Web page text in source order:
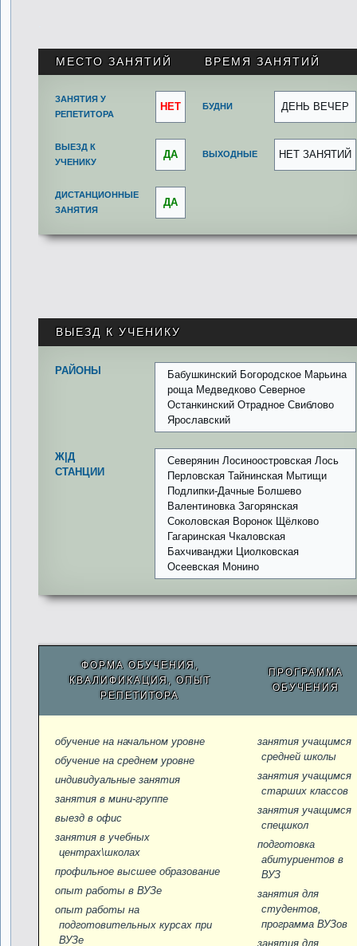
МЕСТО ЗАНЯТИЙ ВРЕМЯ ЗАНЯТИЙ
ЗАНЯТИЯ У
РЕПЕТИТОРА
НЕТ БУДНИ ДЕНЬ ВЕЧЕР
ВЫЕЗД К
УЧЕНИКУ
ДА ВЫХОДНЫЕ НЕТ ЗАНЯТИЙ
ДИСТАНЦИОННЫЕ
ЗАНЯТИЯ
ДА
ВЫЕЗД К УЧЕНИКУ
РАЙОНЫ
Бабушкинский Богородское Марьина
роща Медведково Северное
Останкинский Отрадное Свиблово
Ярославский
Ж|Д
СТАНЦИИ
Северянин Лосиноостровская Лось
Перловская Тайнинская Мытищи
Подлипки-Дачные Болшево
Валентиновка Загорянская
Соколовская Воронок Щёлково
Гагаринская Чкаловская
Бахчиванджи Циолковская
Осеевская Монино
ФОРМА ОБУЧЕНИЯ,
КВАЛИФИКАЦИЯ, ОПЫТ
РЕПЕТИТОРА
ПРОГРАММА
ОБУЧЕНИЯ
обучение на начальном уровне
обучение на среднем уровне
индивидуальные занятия
занятия в мини-группе
выезд в офис
занятия в учебных
центрах\школах
профильное высшее образование
опыт работы в ВУЗе
опыт работы на
подготовительных курсах при
ВУЗе
занятия учащимся
средней школы
занятия учащимся
старших классов
занятия учащимся
спецшкол
подготовка
абитуриентов в
ВУЗ
занятия для
студентов,
программа ВУЗов
занятия для